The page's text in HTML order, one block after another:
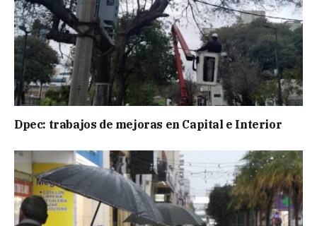
Dpec: trabajos de mejoras en Capital e Interior